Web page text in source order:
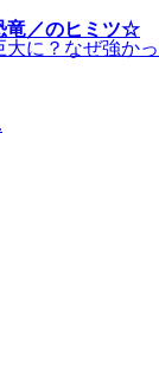
竜／のヒミツ☆
に？なぜ強かっ